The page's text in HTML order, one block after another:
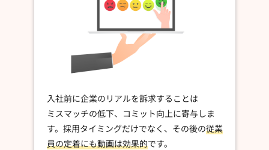
入社前に企業のリアルを訴求することは
ミスマッチの低下、コミット向上に寄与しま
す。採用タイミングだけでなく、その後の従業
員の定着にも動画は効果的です。